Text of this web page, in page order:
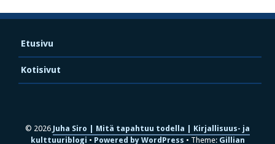
Etusivu
Kotisivut
© 2026 Juha Siro | Mitä tapahtuu todella | Kirjallisuus- ja
kulttuuriblogi
Powered by WordPress Theme: Gillian